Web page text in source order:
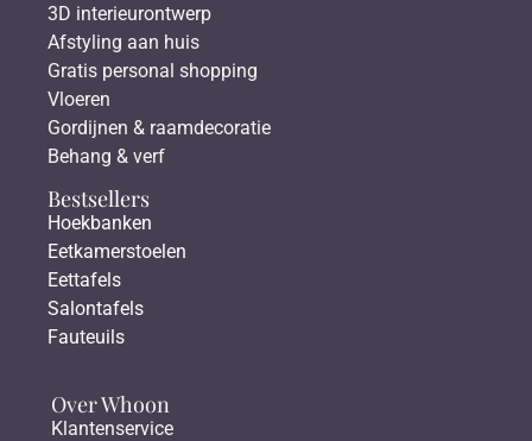
3D interieurontwerp
Afstyling aan huis
Gratis personal shopping
Vloeren
Gordijnen & raamdecoratie
Behang & verf
Bestsellers
Hoekbanken
Eetkamerstoelen
Eettafels
Salontafels
Fauteuils
Over Whoon
Klantenservice